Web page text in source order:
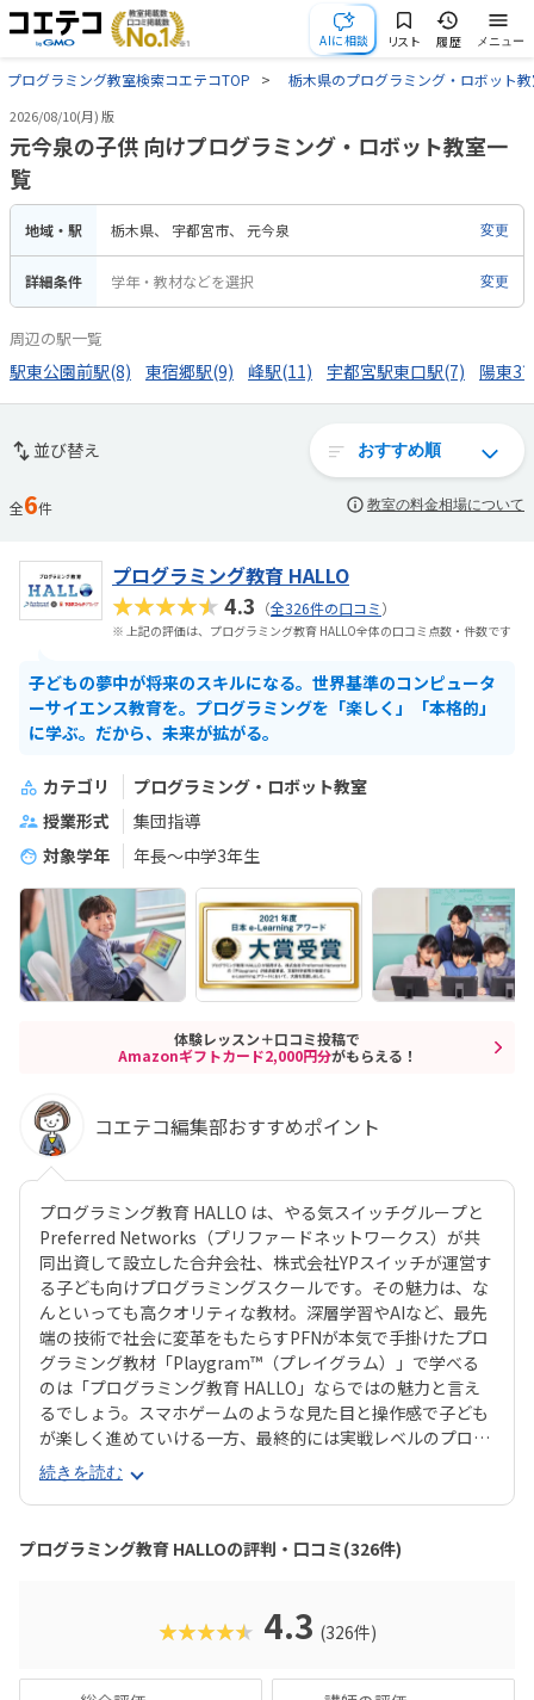
AIに相談 リスト 履歴 メニュー
プログラミング教室検索コエテコTOP 栃木県のプログラミング・ロボット
2026/08/10(月) 版
元今泉の子供 向けプログラミング・ロボット教室一
覧
地域・駅 栃木県 宇都宮市 元今泉 変更
詳細条件 学年・教材などを選択 変更
周辺の駅一覧
駅東公園前駅(8) 東宿郷駅(9) 峰駅(11) 宇都宮駅東口駅(7) 陽東3
並び替え
全6件 教室の料金相場について
プログラミング教育 HALLO
★★★★★4.3 （全326件の口コミ）
※ 上記の評価は、プログラミング教育 HALLO全体の口コミ点数・件数です
子どもの夢中が将来のスキルになる。世界基準のコンピュータ
ーサイエンス教育を。プログラミングを「楽しく」「本格的」
に学ぶ。だから、未来が拡がる。
カテゴリ
プログラミング・ロボット教室
授業形式
集団指導
対象学年
年長～中学3年生
体験レッスン＋口コミ投稿で
Amazonギフトカード2,000円分がもらえる！
コエテコ編集部おすすめポイント
プログラミング教育 HALLO は、やる気スイッチグループと
Preferred Networks（プリファードネットワークス）が共
同出資して設立した合弁会社、株式会社YPスイッチが運営す
る子ども向けプログラミングスクールです。その魅力は、な
んといっても高クオリティな教材。深層学習やAIなど、最先
端の技術で社会に変革をもたらすPFNが本気で手掛けたプロ
グラミング教材「Playgram™（プレイグラム）」で学べる
のは「プログラミング教育 HALLO」ならではの魅力と言え
るでしょう。スマホゲームのような見た目と操作感で子ども
が楽しく進めていける一方、最終的には実戦レベルのプログ
ラミングスキルが身につく「Playgram」には、まるでマイ
ンクラフト（マイクラ）のように3D空間をデザインできるモ
ードも。子どもの創造性と技術力、そのどちらも高めていけ
るスクールをお探しのご家庭にぴったりのスクールです。ま
た、運営元のやる気スイッチグループといえば、子どもの性
名。学習計画や講師とのマッチングに使われるそうで、「教
材はいいけど、先生との相性が……」なんてトラブルも極力
くの教室に足を運んでみてくださいね。
続きを読む
プログラミング教育 HALLOの評判・口コミ(326件)
★★★★★ 4.3 (326件)